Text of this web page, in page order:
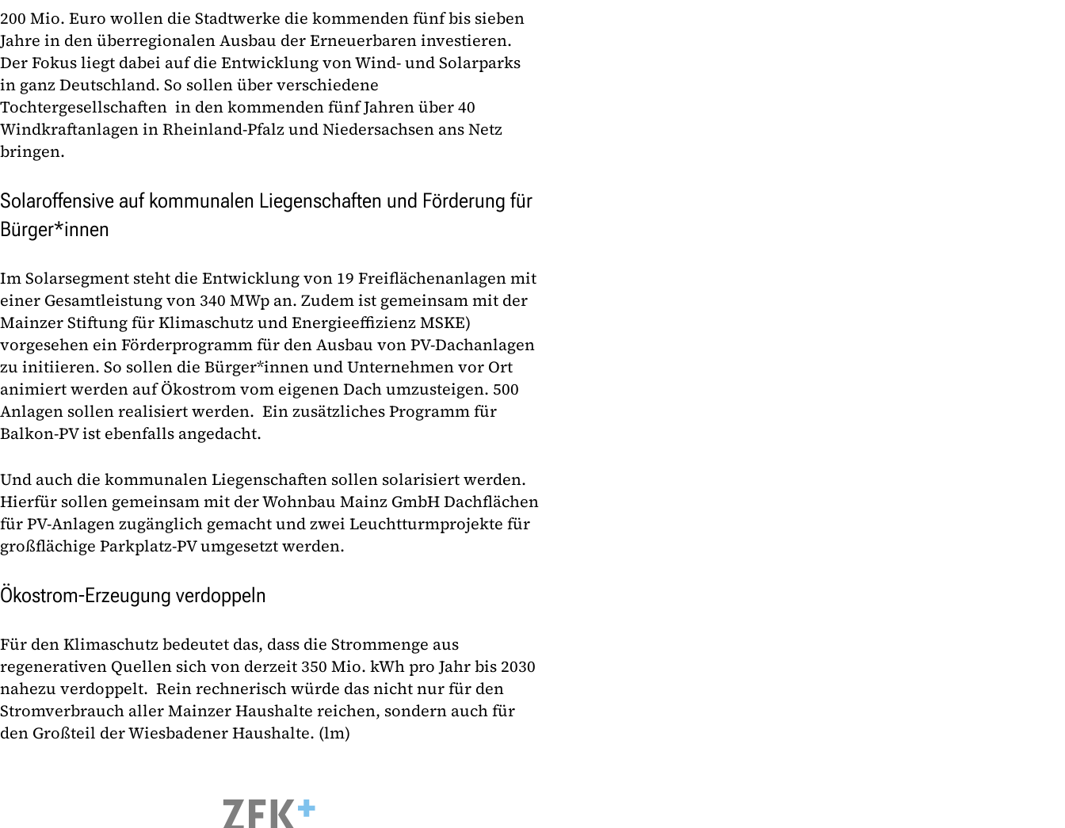
200 Mio. Euro wollen die Stadtwerke die kommenden fünf bis sieben
Jahre in den überregionalen Ausbau der Erneuerbaren investieren.
Der Fokus liegt dabei auf die Entwicklung von Wind- und Solarparks
in ganz Deutschland. So sollen über verschiedene
Tochtergesellschaften in den kommenden fünf Jahren über 40
Windkraftanlagen in Rheinland-Pfalz und Niedersachsen ans Netz
bringen.
Solaroffensive auf kommunalen Liegenschaften und Förderung für
Bürger*innen
Im Solarsegment steht die Entwicklung von 19 Freiflächenanlagen mit
einer Gesamtleistung von 340 MWp an. Zudem ist gemeinsam mit der
Mainzer Stiftung für Klimaschutz und Energieeffizienz MSKE)
vorgesehen ein Förderprogramm für den Ausbau von PV-Dachanlagen
zu initiieren. So sollen die Bürger*innen und Unternehmen vor Ort
animiert werden auf Ökostrom vom eigenen Dach umzusteigen. 500
Anlagen sollen realisiert werden. Ein zusätzliches Programm für
Balkon-PV ist ebenfalls angedacht.
Und auch die kommunalen Liegenschaften sollen solarisiert werden.
Hierfür sollen gemeinsam mit der Wohnbau Mainz GmbH Dachflächen
für PV-Anlagen zugänglich gemacht und zwei Leuchtturmprojekte für
großflächige Parkplatz-PV umgesetzt werden.
Ökostrom-Erzeugung verdoppeln
Für den Klimaschutz bedeutet das, dass die Strommenge aus
regenerativen Quellen sich von derzeit 350 Mio. kWh pro Jahr bis 2030
nahezu verdoppelt. Rein rechnerisch würde das nicht nur für den
Stromverbrauch aller Mainzer Haushalte reichen, sondern auch für
den Großteil der Wiesbadener Haushalte. (lm)